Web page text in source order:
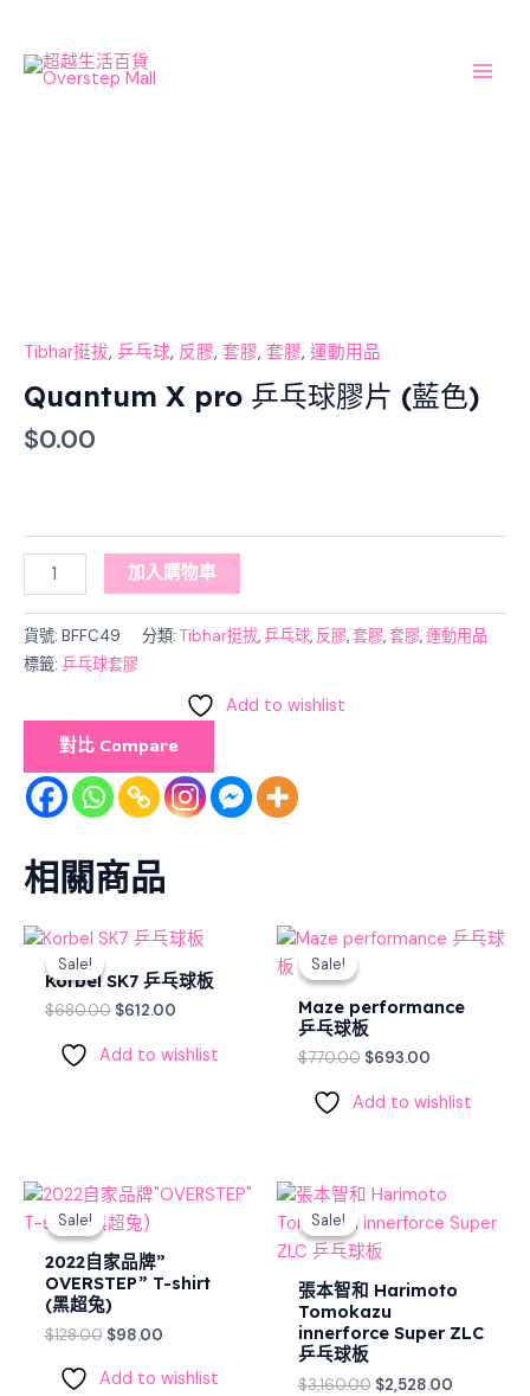
content
Tibhar挺拔, 乒乓球, 反膠, 套膠, 套膠, 運動用品
Quantum X pro 乒乓球膠片 (藍色)
$0.00
膠
(藍
色)
加入購物車
貨號: BFFC49 分類: Tibhar挺拔,乒乓球, 反膠,套膠,套膠,運動用品
標籤: 乒乓球套膠
Add to wishlist
對比 Compare
相關商品
Sale!
Sale!
Korbel SK7 乒乓球板
$680.00
Original
was:
$680.00.
$612.00
Current
is:
$612.00.
Add to wishlist
Sale!
Sale!
Maze performance
乒乓球板
$770.00
Original
$693.00
Current
Add to wishlist
Sale!
Sale!
2022自家品牌”
OVERSTEP” T-shirt
(黑超兔)
$128.00
Original
price
was:
$128.00.
$98.00
Current
$98.00.
Add to wishlist
Sale!
Sale!
張本智和 Harimoto
Tomokazu
innerforce Super ZLC
乒乓球板
$3,160.00
Original
was:
$3,160.00.
$2,528.00
is: